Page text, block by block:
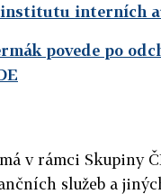
institutu interních
povede po
má v rámci Skupiny
služeb a